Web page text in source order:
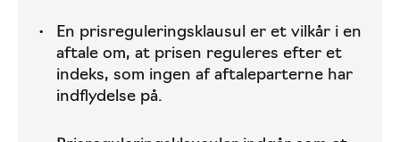
En prisreguleringsklausul er et vilkår i en
aftale om, at prisen reguleres efter et
indeks, som ingen af aftaleparterne har
indflydelse på.